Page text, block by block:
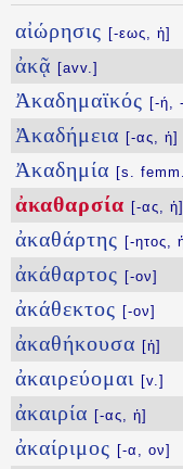
αἰώρησις [-εως, ἡ]
ἀκᾷ [avv.]
Ἀκαδημαϊκός [-ή,
Ἀκαδήμεια [-ας, ἡ]
Ἀκαδημία [s.
ἀκαθαρσία [-ας, ἡ]
ἀκαθάρτης [-ητος,
ἀκάθαρτος [-ον]
ἀκάθεκτος [-ον]
ἀκαθήκουσα [ἡ]
ἀκαιρεύομαι [v.]
ἀκαιρία [-ας, ἡ]
ἀκαίριμος [-α, ον]